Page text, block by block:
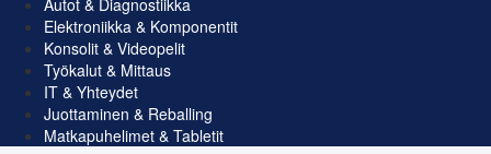
Autot & Diagnostiikka
Elektroniikka & Komponentit
Konsolit & Videopelit
Työkalut & Mittaus
IT & Yhteydet
Juottaminen & Reballing
Matkapuhelimet & Tabletit